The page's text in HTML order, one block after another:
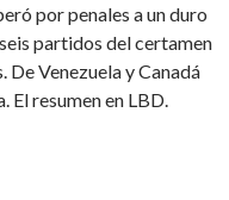
por penales a un duro
partidos del certamen
De Venezuela y Canadá
El resumen en LBD.
Argentina está en